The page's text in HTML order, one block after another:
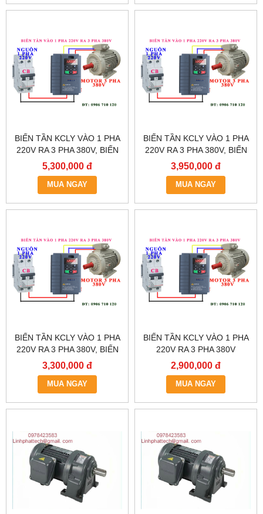
BIẾN TẦN KCLY VÀO 1 PHA
220V RA 3 PHA 380V, BIẾN
TẦN KCLY KOC600-
3R7GT3-B
5,300,000 đ
MUA NGAY
BIẾN TẦN KCLY VÀO 1 PHA
220V RA 3 PHA 380V, BIẾN
TẦN KCLY KOC600-
2R2GT3-B
3,950,000 đ
MUA NGAY
BIẾN TẦN KCLY VÀO 1 PHA
220V RA 3 PHA 380V, BIẾN
TẦN KCLY KOC600-
1R5GT3-B
3,300,000 đ
MUA NGAY
BIẾN TẦN KCLY VÀO 1 PHA
220V RA 3 PHA 380V
0.75KW, BIẾN TẦN KCLY
KOC600-R75GT3-B
2,900,000 đ
MUA NGAY